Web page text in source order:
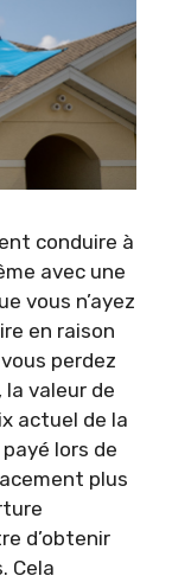
conduire à
avec une
vous n’ayez
en raison
perdez
valeur de
actuel de la
lors de
plus
d’obtenir
Cela